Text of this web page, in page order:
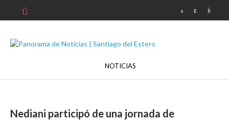
NOTICIAS
Nediani participó de una jornada de